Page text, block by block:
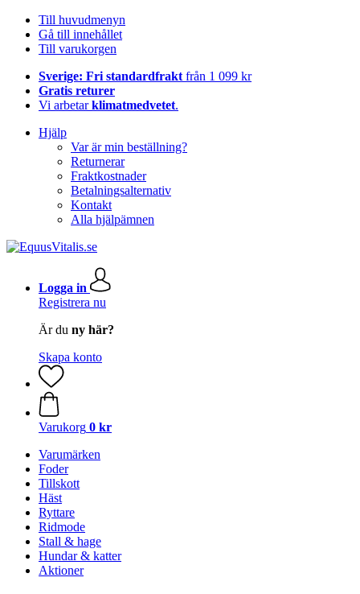
Till huvudmenyn
Gå till innehållet
Till varukorgen
Sverige: Fri standardfrakt från 1 099 kr
Gratis returer
Vi arbetarklimatmedvetet.
Hjälp
Var är min beställning?
Returnerar
Fraktkostnader
Betalningsalternativ
Kontakt
Alla hjälpämnen
Logga in
Registrera nu
Är du ny här?
Skapa konto
Varukorg 0 kr
Varumärken
Foder
Tillskott
Häst
Ryttare
Ridmode
Stall & hage
Hundar & katter
Aktioner